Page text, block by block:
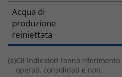
Acqua di
produzione
reiniettata
(a)Gli indicatori fanno riferimento
operati, consolidati e non.